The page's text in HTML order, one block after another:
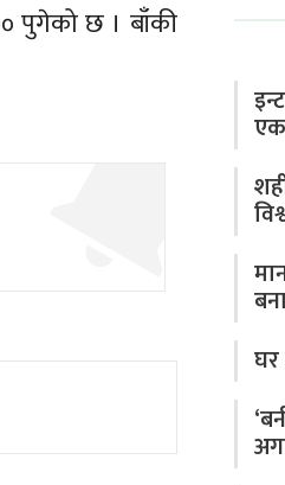
पुगेको छ । बाँकी